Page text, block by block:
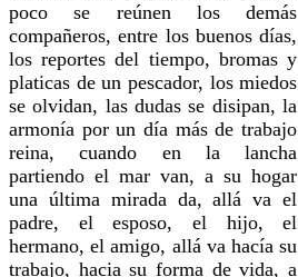
poco se reúnen los demás
compañeros, entre los buenos días,
los reportes del tiempo, bromas y
platicas de un pescador, los miedos
se olvidan, las dudas se disipan, la
armonía por un día más de trabajo
reina, cuando en la lancha
partiendo el mar van, a su hogar
una última mirada da, allá va el
padre, el esposo, el hijo, el
hermano, el amigo, allá va hacía su
trabajo, hacia su forma de vida, a